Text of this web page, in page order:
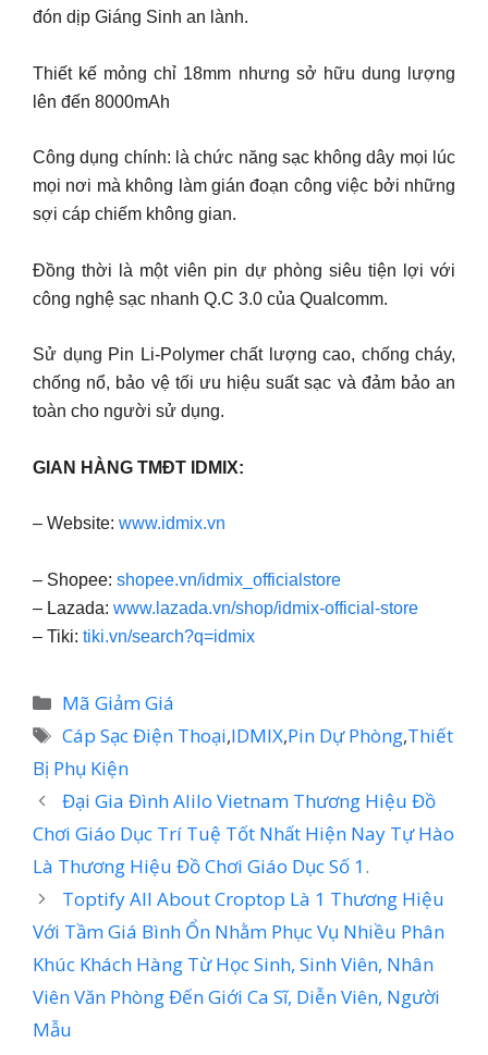
đón dịp Giáng Sinh an lành.
Thiết kế mỏng chỉ 18mm nhưng sở hữu dung lượng
lên đến 8000mAh
Công dụng chính: là chức năng sạc không dây mọi lúc
mọi nơi mà không làm gián đoạn công việc bởi những
sợi cáp chiếm không gian.
Đồng thời là một viên pin dự phòng siêu tiện lợi với
công nghệ sạc nhanh Q.C 3.0 của Qualcomm.
Sử dụng Pin Li-Polymer chất lượng cao, chống cháy,
chống nổ, bảo vệ tối ưu hiệu suất sạc và đảm bảo an
toàn cho người sử dụng.
GIAN HÀNG TMĐT IDMIX:
– Website: www.idmix.vn
– Shopee: shopee.vn/idmix_officialstore
– Lazada: www.lazada.vn/shop/idmix-official-store
– Tiki: tiki.vn/search?q=idmix
Danh
mục
Mã Giảm Giá
Thẻ
Cáp Sạc Điện Thoại,IDMIX,Pin Dự Phòng,Thiết
Bị Phụ Kiện
Đại Gia Đình Alilo Vietnam Thương Hiệu Đồ
Chơi Giáo Dục Trí Tuệ Tốt Nhất Hiện Nay Tự Hào
Là Thương Hiệu Đồ Chơi Giáo Dục Số 1.
Toptify All About Croptop Là 1 Thương Hiệu
Với Tầm Giá Bình Ổn Nhằm Phục Vụ Nhiều Phân
Khúc Khách Hàng Từ Học Sinh, Sinh Viên, Nhân
Viên Văn Phòng Đến Giới Ca Sĩ, Diễn Viên, Người
Mẫu